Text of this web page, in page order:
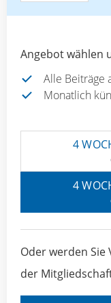
Angebot wählen
Alle Beiträge
Monatlich
4
4
Oder werden Sie
der